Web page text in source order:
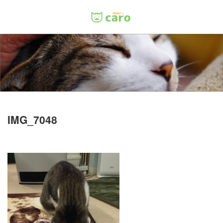
IMG_7048
Menu
ホーム
料金
里親について
お問い合わせ